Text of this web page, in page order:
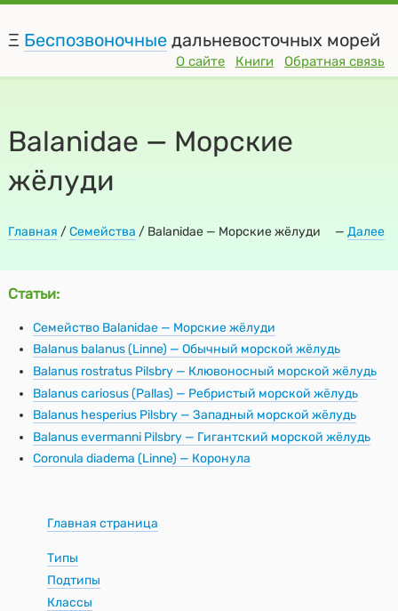
Ξ Беспозвоночныедальневосточных морей
О сайте Книги Обратная связь
Balanidae — Морские
жёлуди
Главная / —Далее
Семейства / Balanidae — Морские жёлуди
Статьи:
Семейство Balanidae — Морские жёлуди
Balanus balanus (Linne) — Обычный морской жёлудь
Balanus rostratus Pilsbry — Клювоносный морской жёлудь
Balanus cariosus (Pallas) — Ребристый морской жёлудь
Balanus hesperius Pilsbry — Западный морской жёлудь
Balanus evermanni Pilsbry — Гигантский морской жёлудь
Coronula diadema (Linne) — Коронула
Главная страница
Типы
Подтипы
Классы